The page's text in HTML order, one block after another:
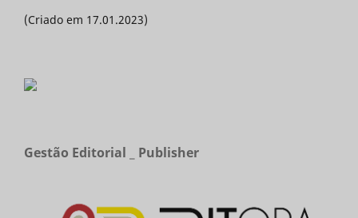
(Criado em 17.01.2023)
Gestão Editorial _ Publisher